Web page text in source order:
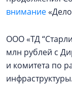
внимание
ООО «ТД
млн рублей с
и комитета по